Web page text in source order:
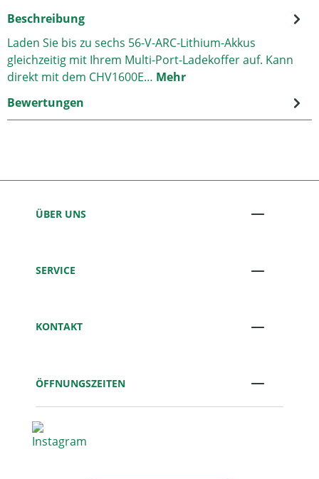
Beschreibung
Laden Sie bis zu sechs 56-V-ARC-Lithium-Akkus
gleichzeitig mit Ihrem Multi-Port-Ladekoffer auf. Kann
direkt mit dem CHV1600E… Mehr
Bewertungen
ÜBER UNS
SERVICE
KONTAKT
ÖFFNUNGSZEITEN